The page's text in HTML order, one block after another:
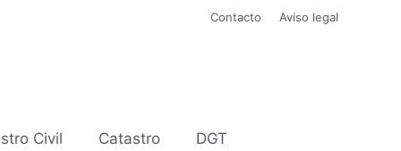
Contacto Aviso legal
Civil Catastro DGT